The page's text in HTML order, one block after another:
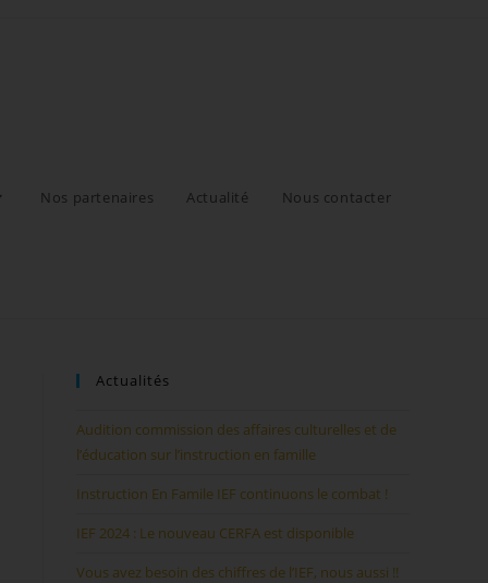
Nos partenaires Actualité Nous contacter
Actualités
Audition commission des affaires culturelles et de
l’éducation sur l’instruction en famille
Instruction En Famile IEF continuons le combat !
IEF 2024 : Le nouveau CERFA est disponible
Vous avez besoin des chiffres de l’IEF, nous aussi !!